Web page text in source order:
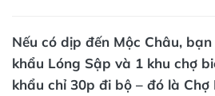
Nếu có dịp đến Mộc Châu,
khẩu Lóng Sập và 1 khu chợ
khẩu chỉ 30p đi bộ – đó là Chợ